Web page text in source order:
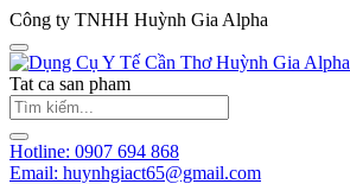
Công ty TNHH Huỳnh Gia Alpha
Huỳnh Gia Alpha
Tat ca san pham
Hotline: 0907 694 868
Email: huynhgiact65@gmail.com